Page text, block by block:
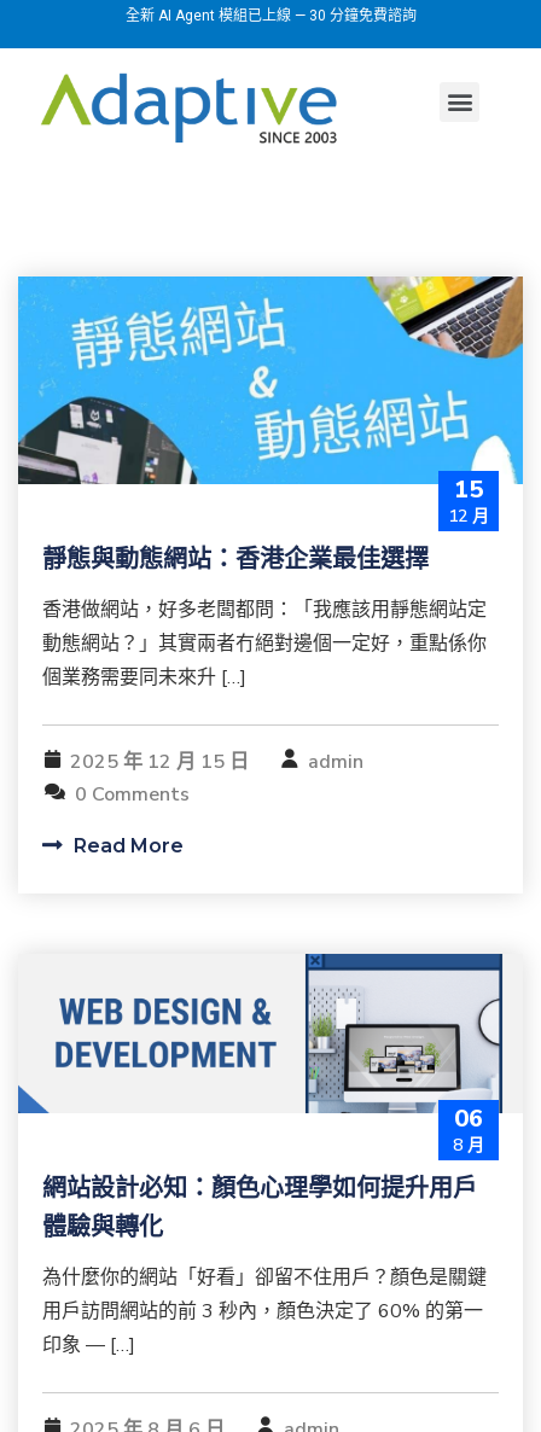
全新 AI Agent 模組已上線 — 30 分鐘免費諮詢
15
12 月
靜態與動態網站：香港企業最佳選擇
香港做網站，好多老闆都問：「我應該用靜態網站定
動態網站？」其實兩者冇絕對邊個一定好，重點係你
個業務需要同未來升 […]
2025 年 12 月 15 日
admin
0 Comments
Read More
06
8 月
網站設計必知：顏色心理學如何提升用戶
體驗與轉化
為什麼你的網站「好看」卻留不住用戶？顏色是關鍵
用戶訪問網站的前 3 秒內，顏色決定了 60% 的第一
印象 — […]